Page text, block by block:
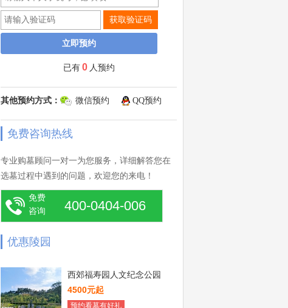
获取验证码
已有 0 人预约
其他预约方式： 微信预约 QQ预约
免费咨询热线
专业购墓顾问一对一为您服务，详细解答您在
选墓过程中遇到的问题，欢迎您的来电！
免费
咨询
400-0404-006
优惠陵园
西郊福寿园人文纪念公园
4500元起
预约看墓有好礼